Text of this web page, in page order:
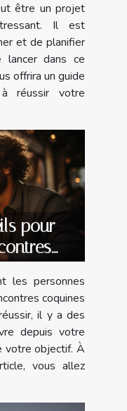
être un projet
Il est
et de planifier
lancer dans ce
offrira un guide
réussir votre
pour
les personnes
coquines
il y a des
depuis votre
votre objectif. À
vous allez